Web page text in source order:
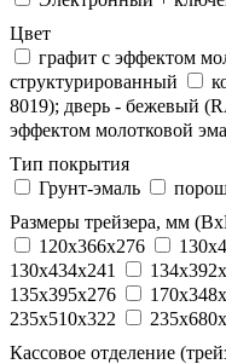
Цвет
графит с эффектом
структурированный
8019); дверь - бежевый
эффектом молотковой
Тип покрытия
Грунт-эмаль
Размеры трейзера, мм
120x366x276
130х434х241
135x395x276
235x510x322
Кассовое отделение